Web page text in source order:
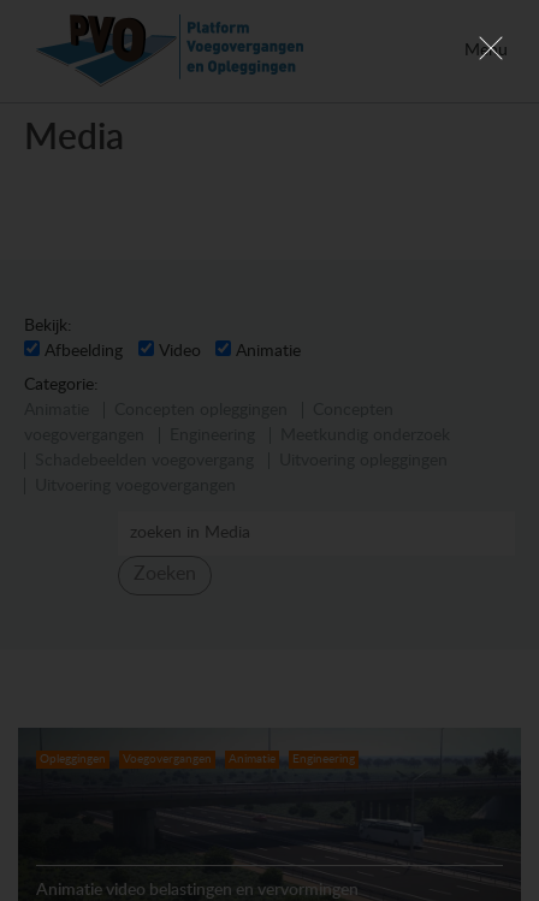
Menu
Media
Bekijk:
Afbeelding
Video
Animatie
Categorie:
Opleggingen Voegovergangen Animatie Engineering
Animatie video belastingen en vervormingen